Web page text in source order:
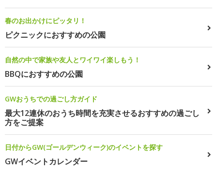
春のお出かけにピッタリ！
ピクニックにおすすめの公園
自然の中で家族や友人とワイワイ楽しもう！
BBQにおすすめの公園
GWおうちでの過ごし方ガイド
最大12連休のおうち時間を充実させるおすすめの過ごし
方をご提案
日付からGW(ゴールデンウィーク)のイベントを探す
GWイベントカレンダー